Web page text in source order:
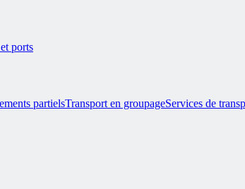
ports
partielsTransport en groupageServices de